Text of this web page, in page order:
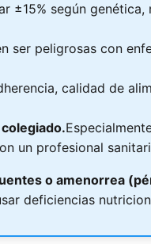
±15% según
ser peligrosas con
calidad de
un profesional
o amenorrea
deficiencias